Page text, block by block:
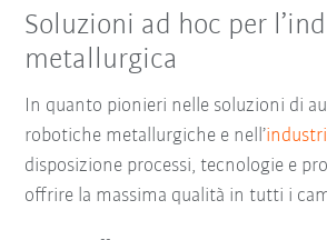
Soluzioni ad hoc per
metallurgica
In quanto pionieri nelle soluzioni di
robotiche metallurgiche e nell’
disposizione processi, tecnologie e
offrire la massima qualità in tutti i